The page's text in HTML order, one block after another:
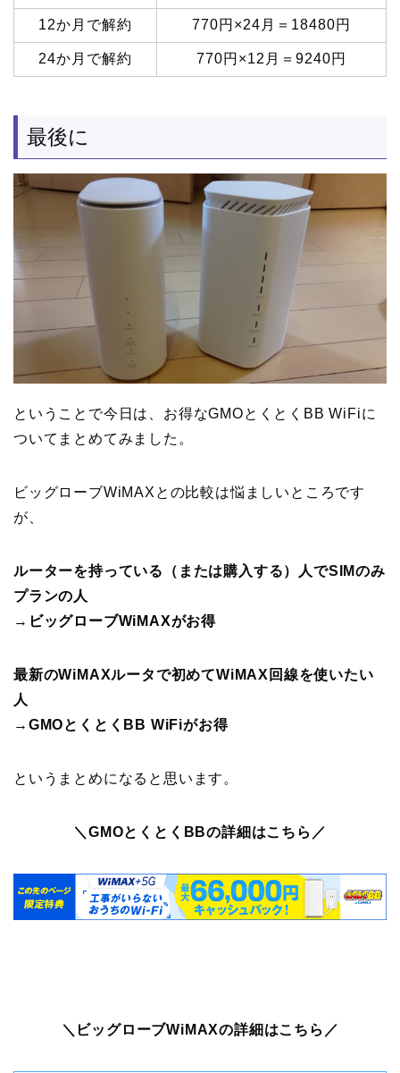
12か月で解約 770円×24月＝18480円
24か月で解約 770円×12月＝9240円
最後に
ということで今日は、お得なGMOとくとくBB WiFiに
ついてまとめてみました。
ビッグローブWiMAXとの比較は悩ましいところです
が、
ルーターを持っている（または購入する）人でSIMのみ
プランの人
→ ビッグローブWiMAXがお得
最新のWiMAXルータで初めてWiMAX回線を使いたい
人
→GMOとくとくBB WiFiがお得
というまとめになると思います。
＼GMOとくとくBBの詳細はこちら／
＼ビッグローブWiMAXの詳細はこちら／